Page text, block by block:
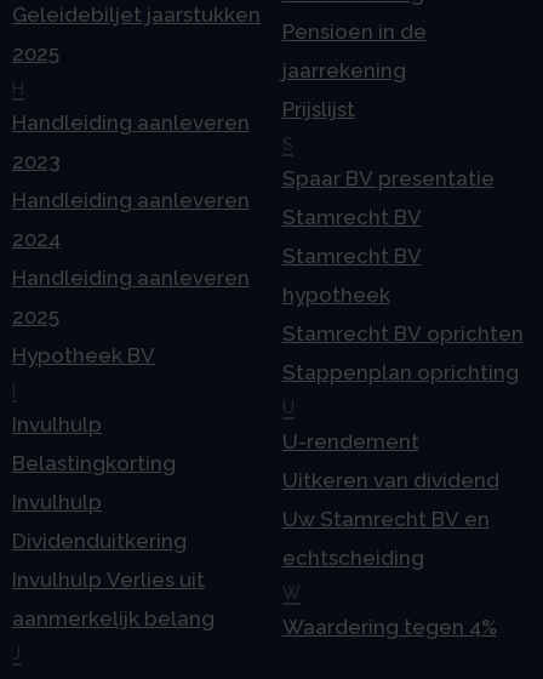
Geleidebiljet jaarstukken
2025
H
Handleiding aanleveren
2023
Handleiding aanleveren
2024
Handleiding aanleveren
2025
Hypotheek BV
Invulhulp
Belastingkorting
Invulhulp
Dividenduitkering
Invulhulp Verlies uit
aanmerkelijk belang
J
Pensioen in de
jaarrekening
Prijslijst
S
Spaar BV presentatie
Stamrecht BV
Stamrecht BV
hypotheek
Stamrecht BV oprichten
Stappenplan oprichting
U
U-rendement
Uitkeren van dividend
Uw Stamrecht BV en
echtscheiding
W
Waardering tegen 4%